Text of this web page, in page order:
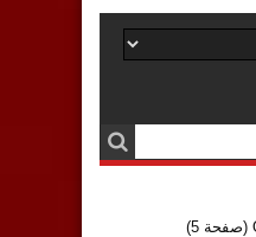
(صفحة 5)